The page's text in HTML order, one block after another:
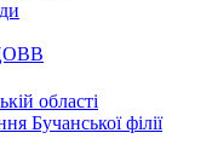
ЦОВВ
області
Бучанської філії